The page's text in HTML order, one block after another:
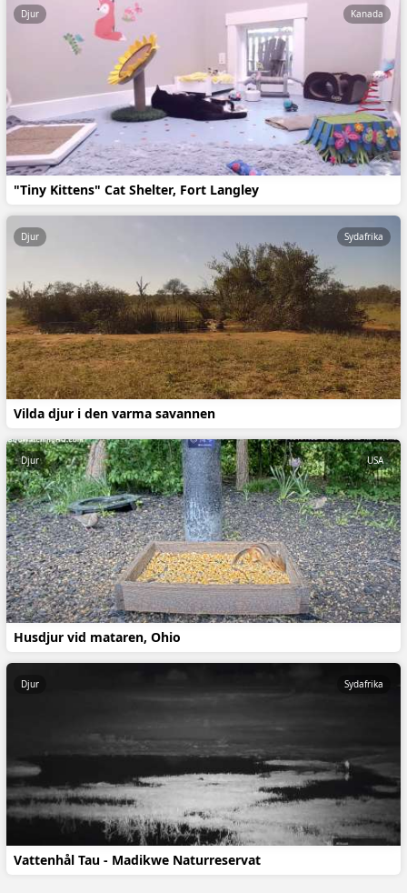
"Tiny Kittens" Cat Shelter, Fort Langley
Djur Kanada
Vilda djur i den varma savannen
Djur Sydafrika
Husdjur vid mataren, Ohio
Djur USA
Vattenhål Tau - Madikwe Naturreservat
Djur Sydafrika